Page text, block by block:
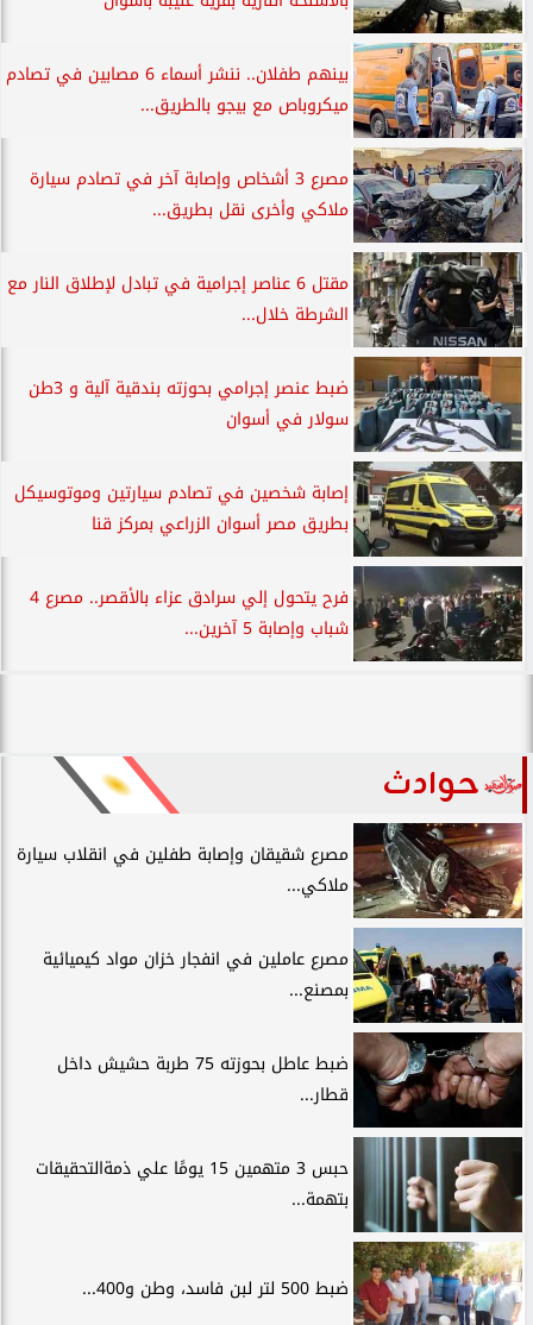
بينهم طفلان.. ننشر أسماء 6 مصابين في تصادم
ميكروباص مع بيجو بالطريق...
مصرع 3 أشخاص وإصابة آخر في تصادم سيارة
ملاكي وأخرى نقل بطريق...
مقتل 6 عناصر إجرامية في تبادل لإطلاق النار مع
الشرطة خلال...
ضبط عنصر إجرامي بحوزته بندقية آلية و 3طن
سولار في أسوان
إصابة شخصين في تصادم سيارتين وموتوسيكل
بطريق مصر أسوان الزراعي بمركز قنا
فرح يتحول إلي سرادق عزاء بالأقصر.. مصرع 4
شباب وإصابة 5 آخرين...
حوادث
مصرع شقيقان وإصابة طفلين في انقلاب سيارة
ملاكي...
مصرع عاملين في انفجار خزان مواد كيميائية
بمصنع...
ضبط عاطل بحوزته 75 طربة حشيش داخل
قطار...
حبس 3 متهمين 15 يومًا علي ذمةالتحقيقات
بتهمة...
ضبط 500 لتر لبن فاسد، وطن و400...